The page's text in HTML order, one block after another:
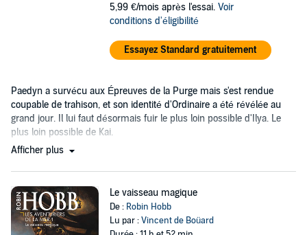
5,99 €/mois après l'essai. Voir
conditions d'éligibilité
Essayez Standard gratuitement
Paedyn a survécu aux Épreuves de la Purge mais s'est rendue
coupable de trahison, et son identité d'Ordinaire a été révélée au
grand jour. Il lui faut désormais fuir le plus loin possible d'Ilya. Le
plus loin possible de Kai.
Afficher plus
Le vaisseau magique
De : Robin Hobb
Lu par :Vincent de Boüard